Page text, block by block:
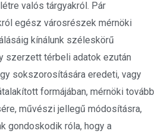
valós tárgyakról. Pár
egész városrészek mérnöki
kínálunk széleskörű
szerzett térbeli adatok ezután
sokszorosítására eredeti, vagy
formájában, mérnöki tovább
művészi jellegű módosításra,
gondoskodik róla, hogy a